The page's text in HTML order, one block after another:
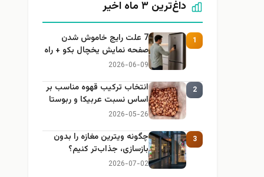
داغ‌ترین ۳ ماه اخیر
1
7 علت رایج خاموش شدن
صفحه نمایش یخچال بکو + راه
حل
2026-06-09
2
انتخاب ترکیب قهوه مناسب بر
اساس نسبت عربیکا و ربوستا
2026-05-26
3
چگونه ویترین مغازه را بدون
بازسازی، جذاب‌تر کنیم؟
2026-07-02